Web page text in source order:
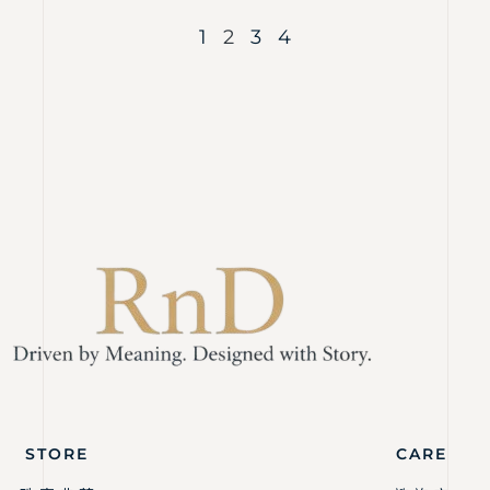
1 2 3 4
STORE CARE